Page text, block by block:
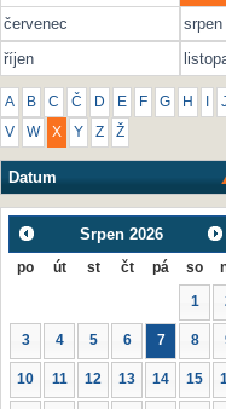
červenec
srpen
říjen
A B C Č D E F G H
V W X Y Z Ž
Datum
Srpen 2026
po út st čt pá so
1
3 4 5 6 7 8
10 11 12 13 14 15